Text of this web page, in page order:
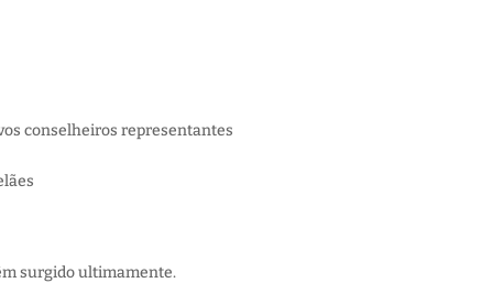
conselheiros representantes
surgido ultimamente.